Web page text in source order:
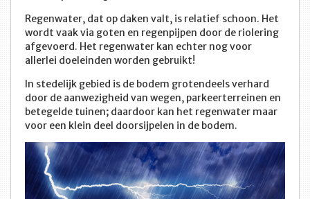
Regenwater, dat op daken valt, is relatief schoon. Het
wordt vaak via goten en regenpijpen door de riolering
afgevoerd. Het regenwater kan echter nog voor
allerlei doeleinden worden gebruikt!
In stedelijk gebied is de bodem grotendeels verhard
door de aanwezigheid van wegen, parkeerterreinen en
betegelde tuinen; daardoor kan het regenwater maar
voor een klein deel doorsijpelen in de bodem.